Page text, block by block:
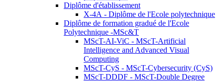
Diplôme d'établissement
X-4A - Diplôme de l'Ecole polytechnique
Diplôme de formation gradué de l'Ecole
Polytechnique -MSc&T
MScT-AI-ViC - MScT-Artificial
Intelligence and Advanced Visual
Computing
MScT-CyS - MScT-Cybersecurity (CyS)
MScT-DDDF - MScT-Double Degree